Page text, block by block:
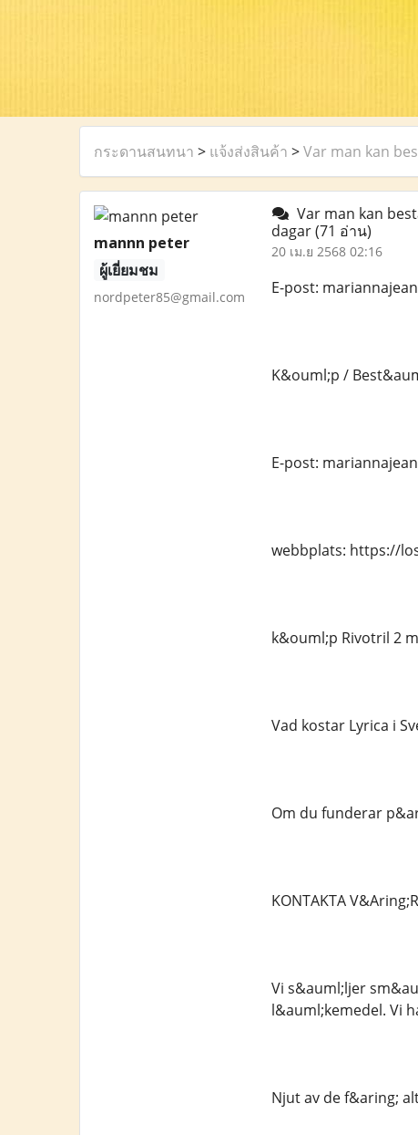
กระดานสนทนา > แจ้งส่งสินค้า >Var man kan
mannn peter
ผู้เยี่ยมชม
nordpeter85@gmail.com
Var man kan
dagar(71 อ่าน)
20 เม.ย 2568 02:16
E-post:
K&ouml;p /
E-post:
webbplats: https://
k&ouml;p Rivotril 2
Vad kostar Lyrica i
Om du funderar
KONTAKTA
Vi s&auml;ljer
l&auml;kemedel. Vi
Njut av de f&aring;